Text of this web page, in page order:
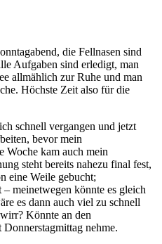
die Fellnasen sind
Aufgaben sind erledigt, man
allmählich zur Ruhe und man
Höchste Zeit also für die
schnell vergangen und jetzt
bevor mein
Woche kam auch mein
steht bereits nahezu final fest,
eine Weile gebucht;
meinetwegen könnte es gleich
es dann auch viel zu schnell
Könnte an den
nehme.